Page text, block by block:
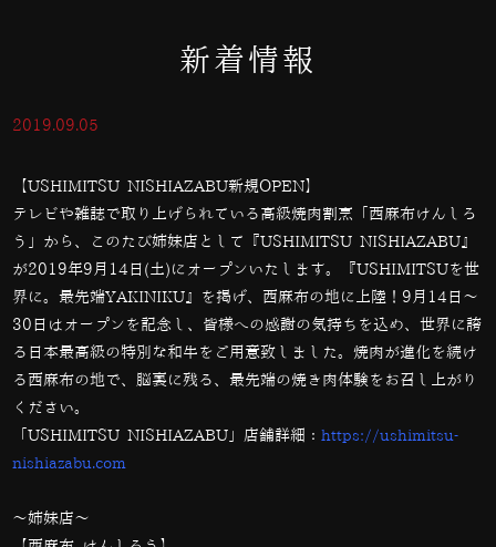
新着情報
2019.09.05
【USHIMITSU NISHIAZABU新規OPEN】
テレビや雑誌で取り上げられている高級焼肉割烹「西麻布けんしろ
う」から、このたび姉妹店として『USHIMITSU NISHIAZABU』
が2019年9月14日(土)にオープンいたします。『USHIMITSUを世
界に。最先端YAKINIKU』を掲げ、西麻布の地に上陸！9⽉14⽇〜
30⽇はオープンを記念し、皆様への感謝の気持ちを込め、世界に誇
る日本最高級の特別な和牛をご用意致しました。焼肉が進化を続け
る西麻布の地で、脳裏に残る、最先端の焼き肉体験をお召し上がり
ください。
「USHIMITSUNISHIAZABU」店舗詳細：https://ushimitsu-
nishiazabu.com
～姉妹店～